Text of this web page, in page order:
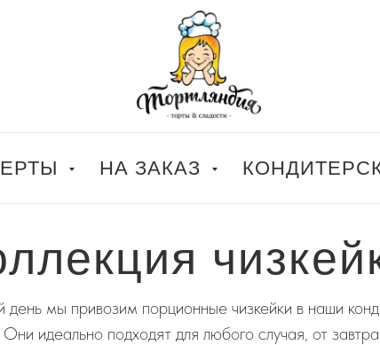
НА ЗАКАЗ
день мы привозим порционные чизкейки в наши
Они идеально подходят для любого случая, от